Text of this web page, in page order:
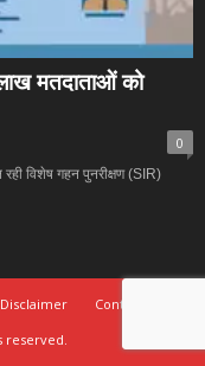
मतदाताओं को
0
विशेष गहन पुनरीक्षण (SIR)
Disclaimer
Contact Us
reserved.